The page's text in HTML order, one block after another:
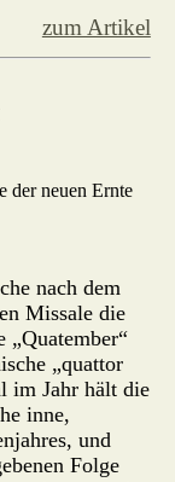
zum Artikel
nach dem
Missale die
„Quatember“
„quattor
im Jahr hält die
inne,
und
Folge